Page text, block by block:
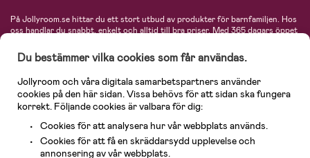
På Jollyroom.se hittar du ett stort utbud av produkter för barnfamiljen. Hos
oss handlar du snabbt, enkelt och alltid till bra priser. Med 365 dagars öppet
hos oss. I vårt sortiment hittar du barnvagnar, bilstolar, kläder för barn och
baby, produkter för mamman, massor av inspirerande inredning, leksaker,
varumärken så som Britax, Maxi-Cosi, Baby Jogger, BabyBjörn, Didriksons,
KidKraft, Ergobaby, Philips Avent, Neonate, Cybex, LEGO och många fler.
Välkommen in och kika runt i Nordens största barn- och babybutik på nätet!
Du bestämmer vilka cookies som får användas.
Jollyroom och våra digitala samarbetspartners använder
cookies på den här sidan. Vissa behövs för att sidan ska fungera
korrekt. Följande cookies är valbara för dig:
Cookies för att analysera hur vår webbplats används.
Cookies för att få en skräddarsydd upplevelse och
annonsering av vår webbplats.